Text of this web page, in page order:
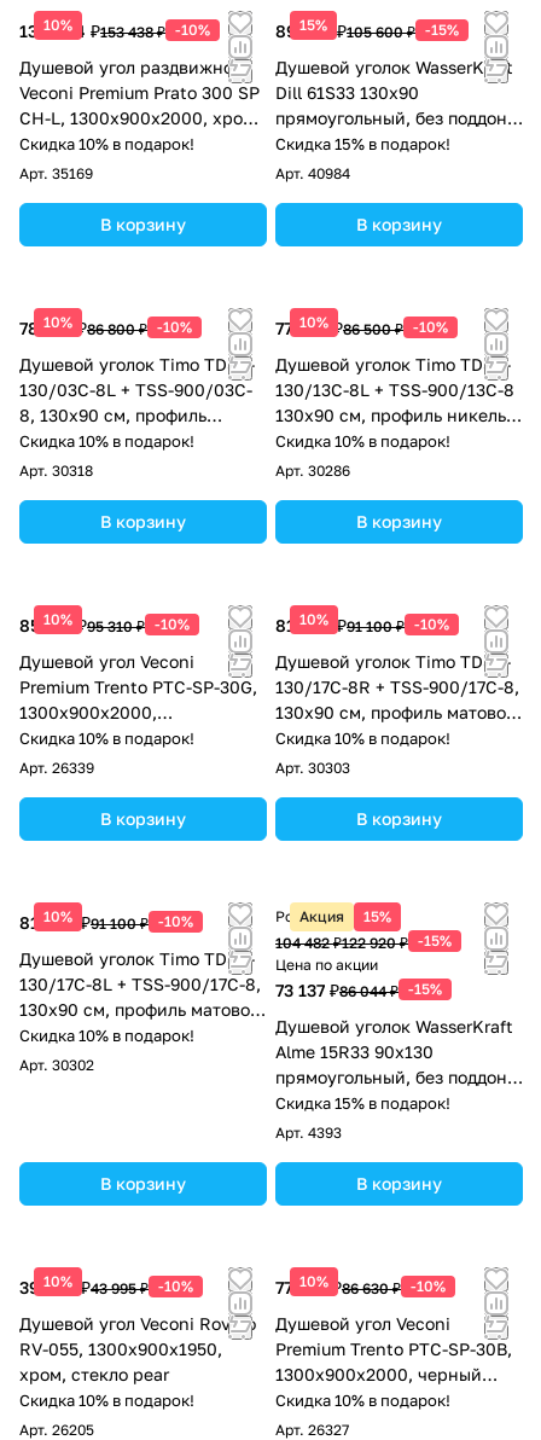
10%
138 094 ₽153 438 ₽ -10%
Душевой угол раздвижной
Veconi Premium Prato 300 SP
CH-L, 1300х900x2000, хром,
стекло прозрачное
Скидка 10% в подарок!
Арт. 35169
В корзину
15%
89 760 ₽105 600 ₽ -15%
Душевой уголок WasserKraft
Dill 61S33 130х90
прямоугольный, без поддона,
прозрачное стекло, черный
Скидка 15% в подарок!
Арт. 40984
В корзину
10%
78 120 ₽86 800 ₽ -10%
Душевой уголок Timo TDSS-
130/03C-8L + TSS-900/03C-
8, 130x90 см, профиль
черный, стекло прозрачное
Скидка 10% в подарок!
Арт. 30318
В корзину
10%
77 850 ₽86 500 ₽ -10%
Душевой уголок Timo TDSS-
130/13C-8L + TSS-900/13C-8
130x90 см, профиль никель,
стекло прозрачное
Скидка 10% в подарок!
Арт. 30286
В корзину
10%
85 779 ₽95 310 ₽ -10%
Душевой угол Veconi
Premium Trento PTC-SP-30G,
1300х900x2000,
брашированное золото,
стекло прозрачное
Скидка 10% в подарок!
Арт. 26339
В корзину
10%
81 990 ₽91 100 ₽ -10%
Душевой уголок Timo TDSS-
130/17C-8R + TSS-900/17C-8,
130x90 см, профиль матовое
золото, стекло прозрачное
Скидка 10% в подарок!
Арт. 30303
В корзину
10%
81 990 ₽91 100 ₽ -10%
Душевой уголок Timo TDSS-
130/17C-8L + TSS-900/17C-8,
130x90 см, профиль матовое
золото, стекло прозрачное
Скидка 10% в подарок!
Арт. 30302
В корзину
Акция 15%
Розничная цена
104 482 ₽122 920 ₽ -15%
Цена по акции
73 137 ₽86 044 ₽ -15%
Душевой уголок WasserKraft
Alme 15R33 90х130
прямоугольный, без поддона,
прозрачное стекло, хром
Скидка 15% в подарок!
Арт. 4393
В корзину
10%
39 596 ₽43 995 ₽ -10%
Душевой угол Veconi Rovigo
RV-055, 1300х900х1950,
хром, стекло pear
Скидка 10% в подарок!
Арт. 26205
10%
77 967 ₽86 630 ₽ -10%
Душевой угол Veconi
Premium Trento PTC-SP-30B,
1300х900x2000, черный
матовый, стекло прозрачное
Скидка 10% в подарок!
Арт. 26327